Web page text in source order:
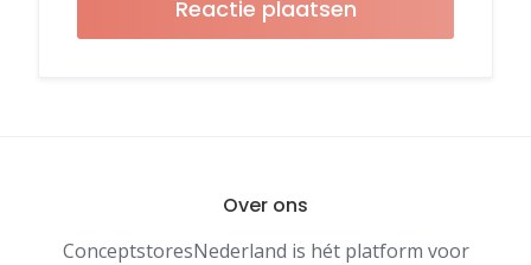
Over ons
ConceptstoresNederland is hét platform voor